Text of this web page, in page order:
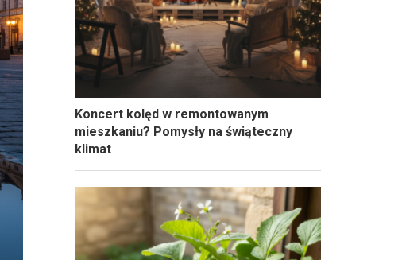
Koncert kolęd w remontowanym
mieszkaniu? Pomysły na świąteczny
klimat